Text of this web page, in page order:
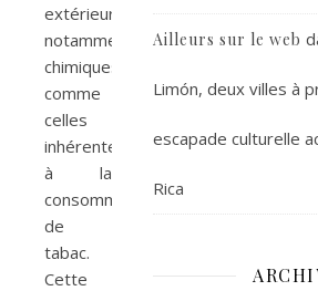
extérieures,
notamment
chimiques
comme
celles
inhérentes
à la
consommation
de
tabac.
Cette
Ailleurs sur le web
Limón, deux villes à
escapade culturelle
Rica